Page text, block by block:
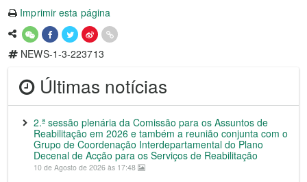
Imprimir esta página
NEWS-1-3-223713
Últimas notícias
2.ª sessão plenária da Comissão para os Assuntos de
Reabilitação em 2026 e também a reunião conjunta com o
Grupo de Coordenação Interdepartamental do Plano
Decenal de Acção para os Serviços de Reabilitação
10 de Agosto de 2026 às 17:48